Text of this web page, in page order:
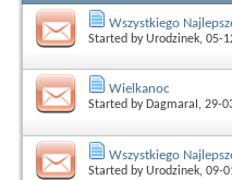
Wszystkiego
Started byUrodzinek, 05-
Wielkanoc
Started by DagmaraI , 29-
Wszystkiego
Started byUrodzinek, 09-